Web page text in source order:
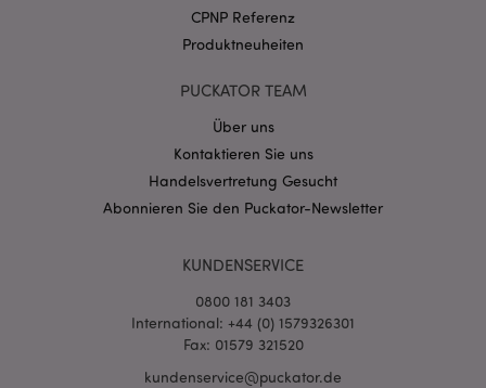
CPNP Referenz
Produktneuheiten
PUCKATOR TEAM
Über uns
Kontaktieren Sie uns
Handelsvertretung Gesucht
Abonnieren Sie den Puckator-Newsletter
KUNDENSERVICE
0800 181 3403
International: +44 (0) 1579326301
Fax: 01579 321520
kundenservice@puckator.de
Datenschutzbestimmungen von Google